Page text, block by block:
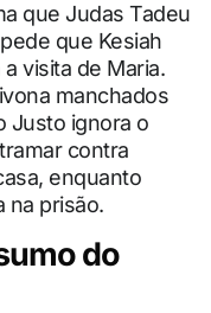
que Judas Tadeu
que Kesiah
visita de Maria.
manchados
Justo ignora o
contra
enquanto
na prisão.
do